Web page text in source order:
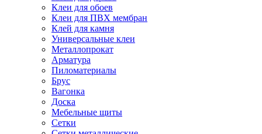
Клеи для обоев
Клеи для ПВХ мембран
Клей для камня
Универсальные клеи
Металлопрокат
Арматура
Пиломатериалы
Брус
Вагонка
Доска
Мебельные щиты
Сетки